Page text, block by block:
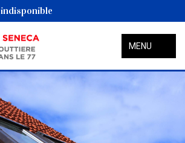
indisponible
MENU